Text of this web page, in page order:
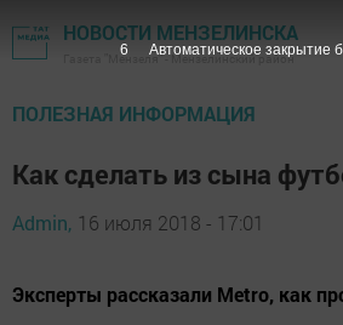
НОВОСТИ МЕНЗЕЛИНСКА
Газета "Мензеля" - Мензелинский район
ПОЛЕЗНАЯ ИНФОРМАЦИЯ
Как сделать из сына
Admin, 16 июля 2018 - 17:01
Эксперты рассказали Metro, как
5 Автоматическое закрытие